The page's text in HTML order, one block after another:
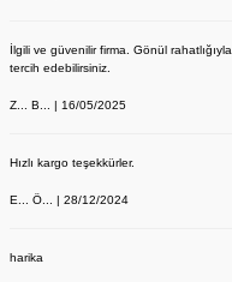
YENİ ÜRÜN
Labor Medikal Tekstil
İlgili ve güvenilir firma. Gönül rahatlığıyla
tercih edebilirsiniz.
Z... B... | 16/05/2025
Hızlı kargo teşekkürler.
E... Ö... | 28/12/2024
harika